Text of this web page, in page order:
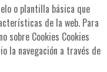
o plantilla básica que
de la web. Para
sobre Cookies Cookies
la navegación a través de